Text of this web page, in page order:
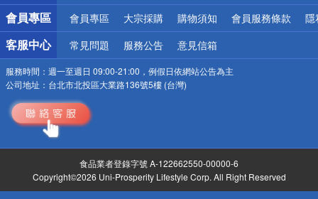
會員專區 會員專區 大宗採購 購物須知 會員服務條款 隱
客服中心 常見問題 服務公告 意見信箱
服務時間： 週一至週日 09:00-21:00，例假日依網站公告為主
公司地址： 台北市北投區大業路136號5樓 (台灣)
食品業者登錄字號 A-122662550-00000-6
Copyright©2026 Uni-Prosperity Lifestyle Corp. All Right Reserved